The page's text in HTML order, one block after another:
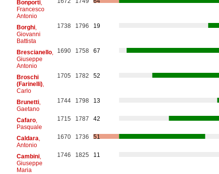
Bonporti,
Francesco
Antonio
Borghi,
Giovanni
Battista
1738 1796 19
Brescianello,
Giuseppe
Antonio
1690 1758 67
Broschi
(Farinelli),
Carlo
1705 1782 52
Brunetti,
Gaetano
1744 1798 13
Cafaro,
Pasquale
1715 1787 42
Caldara
Antonio
1670 1736 51
Cambini,
Giuseppe
Maria
1746 1825 11